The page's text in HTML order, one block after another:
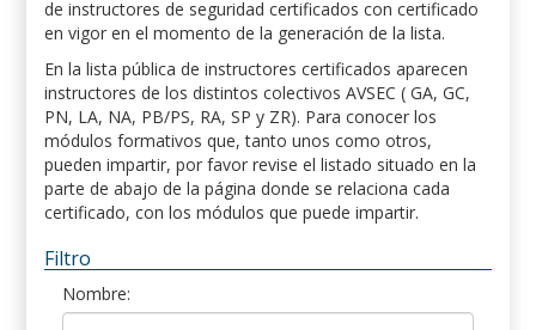
de instructores de seguridad certificados con certificado
en vigor en el momento de la generación de la lista.
En la lista pública de instructores certificados aparecen
instructores de los distintos colectivos AVSEC ( GA, GC,
PN, LA, NA, PB/PS, RA, SP y ZR). Para conocer los
módulos formativos que, tanto unos como otros,
pueden impartir, por favor revise el listado situado en la
parte de abajo de la página donde se relaciona cada
certificado, con los módulos que puede impartir.
Filtro
Nombre: